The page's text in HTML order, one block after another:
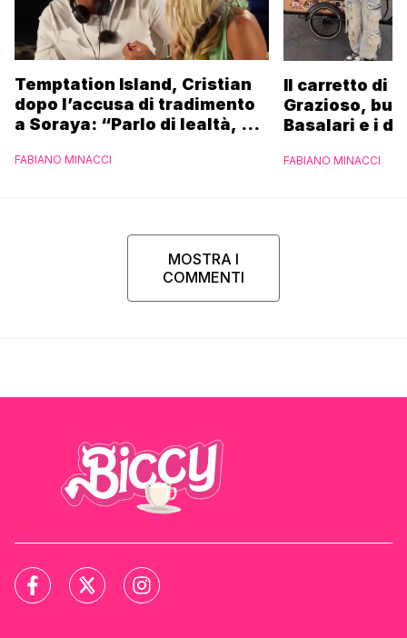
Temptation Island, Cristian
dopo l’accusa di tradimento
a Soraya: “Parlo di lealtà, ma
FABIANO MINACCI
Il carretto di
Grazioso,
Basalari e i
Ferrero”
FABIANO MINACCI
MOSTRA I
COMMENTI